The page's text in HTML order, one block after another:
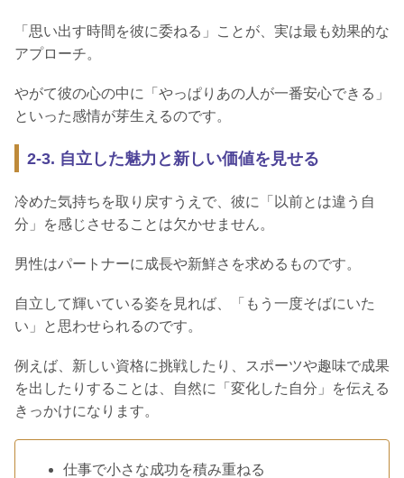
「思い出す時間を彼に委ねる」ことが、実は最も効果的な
アプローチ。
やがて彼の心の中に「やっぱりあの人が一番安心できる」
といった感情が芽生えるのです。
2-3. 自立した魅力と新しい価値を見せる
冷めた気持ちを取り戻すうえで、彼に「以前とは違う自
分」を感じさせることは欠かせません。
男性はパートナーに成長や新鮮さを求めるものです。
自立して輝いている姿を見れば、「もう一度そばにいた
い」と思わせられるのです。
例えば、新しい資格に挑戦したり、スポーツや趣味で成果
を出したりすることは、自然に「変化した自分」を伝える
きっかけになります。
仕事で小さな成功を積み重ねる